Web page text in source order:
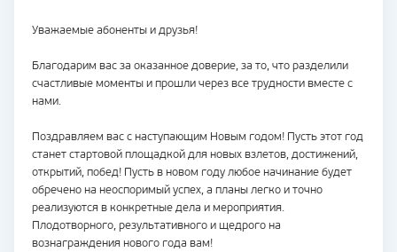
Уважаемые абоненты и друзья!
Благодарим вас за оказанное доверие, за то, что разделили
счастливые моменты и прошли через все трудности вместе с
нами.
Поздравляем вас с наступающим Новым годом! Пусть этот год
станет стартовой площадкой для новых взлетов, достижений,
открытий, побед! Пусть в новом году любое начинание будет
обречено на неоспоримый успех, а планы легко и точно
реализуются в конкретные дела и мероприятия.
Плодотворного, результативного и щедрого на
вознаграждения нового года вам!